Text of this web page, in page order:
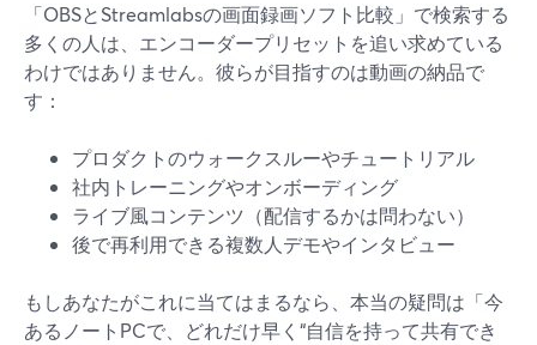
「OBSとStreamlabsの画面録画ソフト比較」で検索する
多くの人は、エンコーダープリセットを追い求めている
わけではありません。彼らが目指すのは動画の納品で
す：
プロダクトのウォークスルーやチュートリアル
社内トレーニングやオンボーディング
ライブ風コンテンツ（配信するかは問わない）
後で再利用できる複数人デモやインタビュー
もしあなたがこれに当てはまるなら、本当の疑問は「今
あるノートPCで、どれだけ早く“自信を持って共有でき